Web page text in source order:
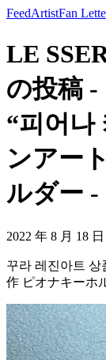
FeedArtistFan
LE
の投稿 -
“피어나
ンアー
ルダー
2022 年 8 月 18 日
꾸라 레진아트 상
作 ピオナキーホ